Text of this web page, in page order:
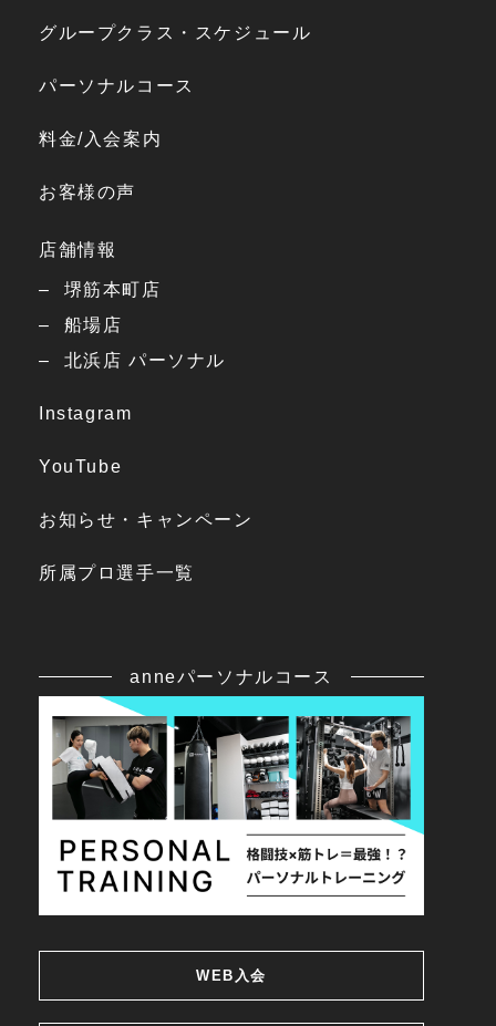
グループクラス・スケジュール
パーソナルコース
料金/入会案内
お客様の声
店舗情報
堺筋本町店
船場店
北浜店 パーソナル
Instagram
YouTube
お知らせ・キャンペーン
所属プロ選手一覧
anneパーソナルコース
WEB入会